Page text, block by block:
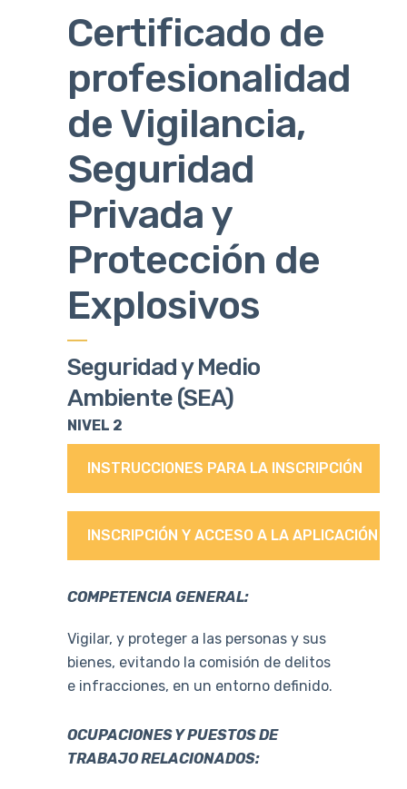
Certificado de
profesionalidad
de Vigilancia,
Seguridad
Privada y
Protección de
Explosivos
Seguridad y Medio
Ambiente (SEA)
NIVEL 2
INSTRUCCIONES PARA LA INSCRIPCIÓN
INSCRIPCIÓN Y ACCESO A LA APLICACIÓN
COMPETENCIA GENERAL:
Vigilar, y proteger a las personas y sus
bienes, evitando la comisión de delitos
e infracciones, en un entorno definido.
OCUPACIONES Y PUESTOS DE
TRABAJO RELACIONADOS: